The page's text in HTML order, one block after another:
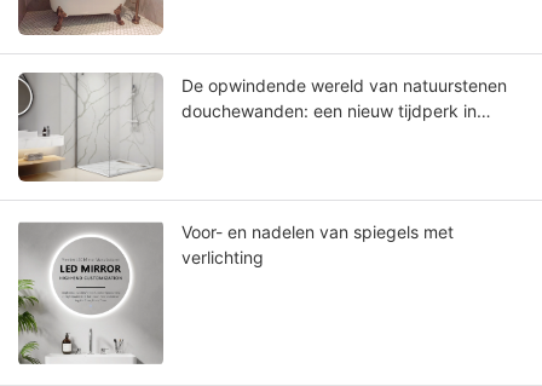
De opwindende wereld van natuurstenen
douchewanden: een nieuw tijdperk in
Voor- en nadelen van spiegels met
verlichting